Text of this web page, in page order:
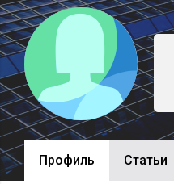
Профиль Cтатьи